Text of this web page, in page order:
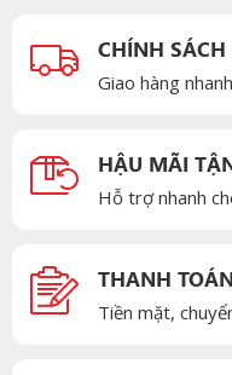
CHÍNH
Giao hàng
HẬU MÃI
Hỗ trợ nhanh
THANH
Tiền mặt,